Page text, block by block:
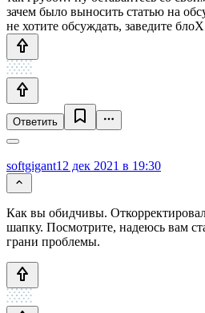
зачем было выносить статью на
не хотите обсуждать, заведите
Ответить
softgigant12 дек 2021 в 19:30
Как вы обидчивы.
шапку. Посмотрите, надеюсь вам
грани проблемы.